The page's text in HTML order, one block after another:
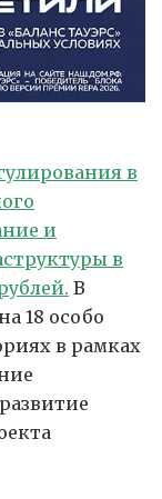
в
и
в
В
18 особо
в рамках